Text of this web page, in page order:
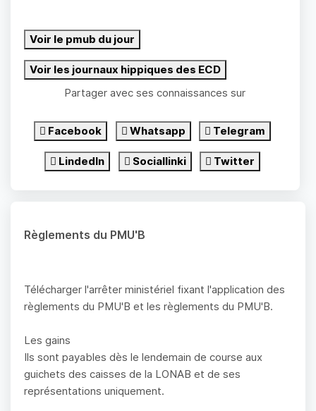
Voir le pmub du jour
Voir les journaux hippiques des ECD
Partager avec ses connaissances sur
Facebook Whatsapp Telegram
LindedIn Sociallinki Twitter
Règlements du PMU'B
Télécharger l'arrêter ministériel fixant l'application des
règlements du PMU'B et les règlements du PMU'B.
Les gains
Ils sont payables dès le lendemain de course aux
guichets des caisses de la LONAB et de ses
représentations uniquement.